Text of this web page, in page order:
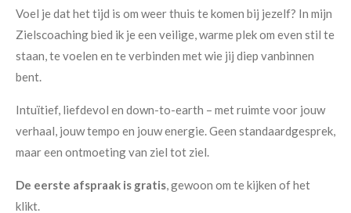
Voel je dat het tijd is om weer thuis te komen bij jezelf? In mijn
Zielscoaching bied ik je een veilige, warme plek om even stil te
staan, te voelen en te verbinden met wie jij diep vanbinnen
bent.
Intuïtief, liefdevol en down-to-earth – met ruimte voor jouw
verhaal, jouw tempo en jouw energie. Geen standaardgesprek,
maar een ontmoeting van ziel tot ziel.
De eerste afspraak is gratis, gewoon om te kijken of het
klikt.